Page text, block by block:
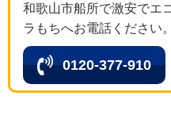
和歌山市船所で激安でエ
ラもちへお電話ください。
0120-377-910